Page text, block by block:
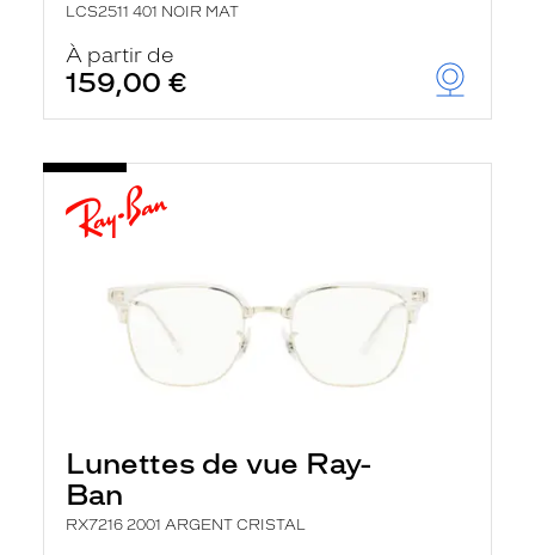
LCS2511 401 NOIR MAT
À partir de
159,00 €
Lunettes de vue Ray-
Ban
RX7216 2001 ARGENT CRISTAL